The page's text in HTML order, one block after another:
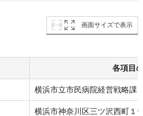
画面サイズで表示
各項目
横浜市立市民病院経営戦略課
横浜市神奈川区三ツ沢西町１